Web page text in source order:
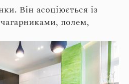
Він асоціюється із
полем,